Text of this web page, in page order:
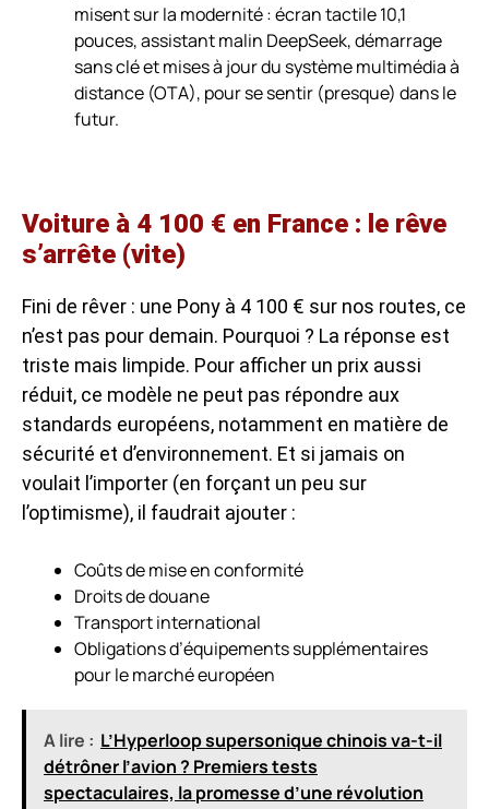
misent sur la modernité : écran tactile 10,1
pouces, assistant malin DeepSeek, démarrage
sans clé et mises à jour du système multimédia à
distance (OTA), pour se sentir (presque) dans le
futur.
Voiture à 4 100 € en France : le rêve
s’arrête (vite)
Fini de rêver : une Pony à 4 100 € sur nos routes, ce
n’est pas pour demain. Pourquoi ? La réponse est
triste mais limpide. Pour afficher un prix aussi
réduit, ce modèle ne peut pas répondre aux
standards européens, notamment en matière de
sécurité et d’environnement. Et si jamais on
voulait l’importer (en forçant un peu sur
l’optimisme), il faudrait ajouter :
Coûts de mise en conformité
Droits de douane
Transport international
Obligations d’équipements supplémentaires
pour le marché européen
A lire : L’Hyperloop supersonique chinois va-t-il
détrôner l’avion ? Premiers tests
spectaculaires, la promesse d’une révolution